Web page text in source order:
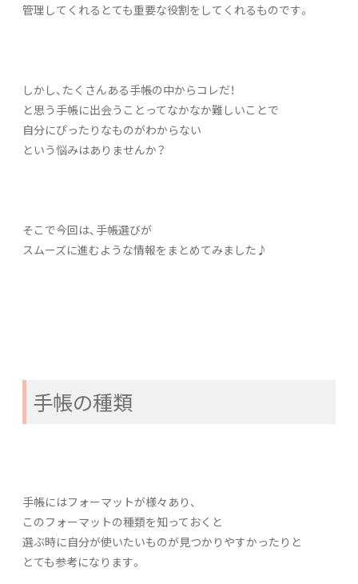
管理してくれるとても重要な役割をしてくれるものです。
しかし、たくさんある手帳の中からコレだ！
と思う手帳に出会うことってなかなか難しいことで
自分にぴったりなものがわからない
という悩みはありませんか？
そこで今回は、手帳選びが
スムーズに進むような情報をまとめてみました♪
手帳の種類
手帳にはフォーマットが様々あり、
このフォーマットの種類を知っておくと
選ぶ時に自分が使いたいものが見つかりやすかったりと
とても参考になります。